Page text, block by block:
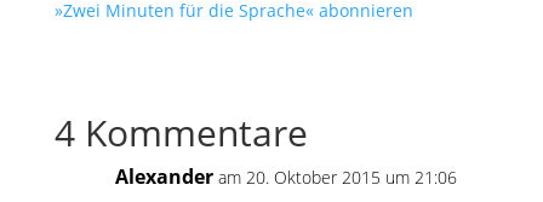
»Zwei Minuten für die Sprache« abonnieren
4 Kommentare
Alexander am 20. Oktober 2015 um 21:06